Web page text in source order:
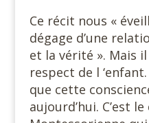
Ce récit nous «
dégage d’une
et la vérité ». Mais
respect de l
que cette
aujourd’hui. C’est